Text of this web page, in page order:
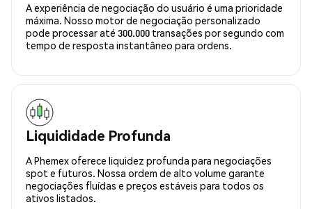
A experiência de negociação do usuário é uma prioridade
máxima. Nosso motor de negociação personalizado
pode processar até 300.000 transações por segundo com
tempo de resposta instantâneo para ordens.
Liquididade Profunda
A Phemex oferece liquidez profunda para negociações
spot e futuros. Nossa ordem de alto volume garante
negociações fluídas e preços estáveis para todos os
ativos listados.